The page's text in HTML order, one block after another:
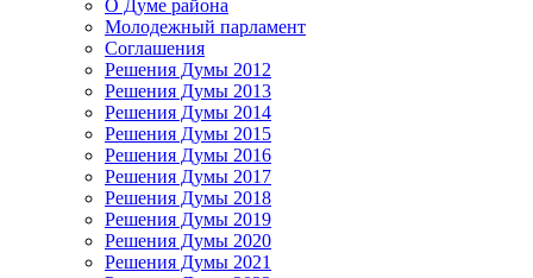
О Думе района
Молодежный парламент
Соглашения
Решения Думы 2012
Решения Думы 2013
Решения Думы 2014
Решения Думы 2015
Решения Думы 2016
Решения Думы 2017
Решения Думы 2018
Решения Думы 2019
Решения Думы 2020
Решения Думы 2021